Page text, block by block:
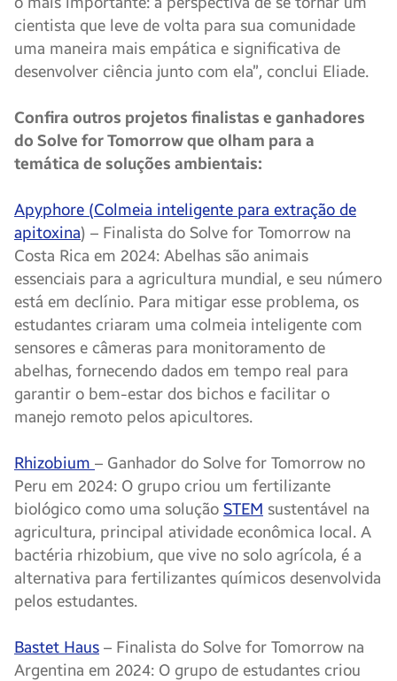
cientista que leve de volta para sua comunidade
uma maneira mais empática e significativa de
desenvolver ciência junto com ela”, conclui Eliade.
Confira outros projetos finalistas e ganhadores
do Solve for Tomorrow que olham para a
temática de soluções ambientais:
Apyphore (Colmeia inteligente para extração de
apitoxina) – Finalista do Solve for Tomorrow na
Costa Rica em 2024: Abelhas são animais
essenciais para a agricultura mundial, e seu número
está em declínio. Para mitigar esse problema, os
estudantes criaram uma colmeia inteligente com
sensores e câmeras para monitoramento de
abelhas, fornecendo dados em tempo real para
garantir o bem-estar dos bichos e facilitar o
manejo remoto pelos apicultores.
Rhizobium – Ganhador do Solve for Tomorrow no
Peru em 2024: O grupo criou um fertilizante
biológico como uma solução STEM sustentável na
agricultura, principal atividade econômica local. A
bactéria rhizobium, que vive no solo agrícola, é a
alternativa para fertilizantes químicos desenvolvida
pelos estudantes.
Bastet Haus – Finalista do Solve for Tomorrow na
Argentina em 2024: O grupo de estudantes criou